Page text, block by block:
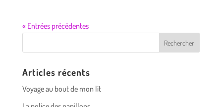
« Entrées précédentes
Articles récents
Voyage au bout de mon lit